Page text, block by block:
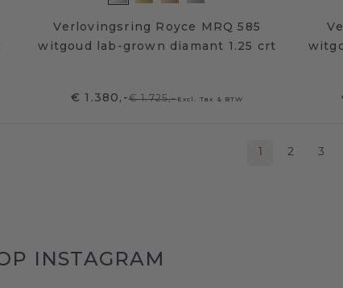
Verlovingsring Royce MRQ 585
witgoud lab-grown diamant 1.25 crt
€ 1.380,-€ 1.725,-Excl. Tax & BTW
1 2 3
INSTAGRAM